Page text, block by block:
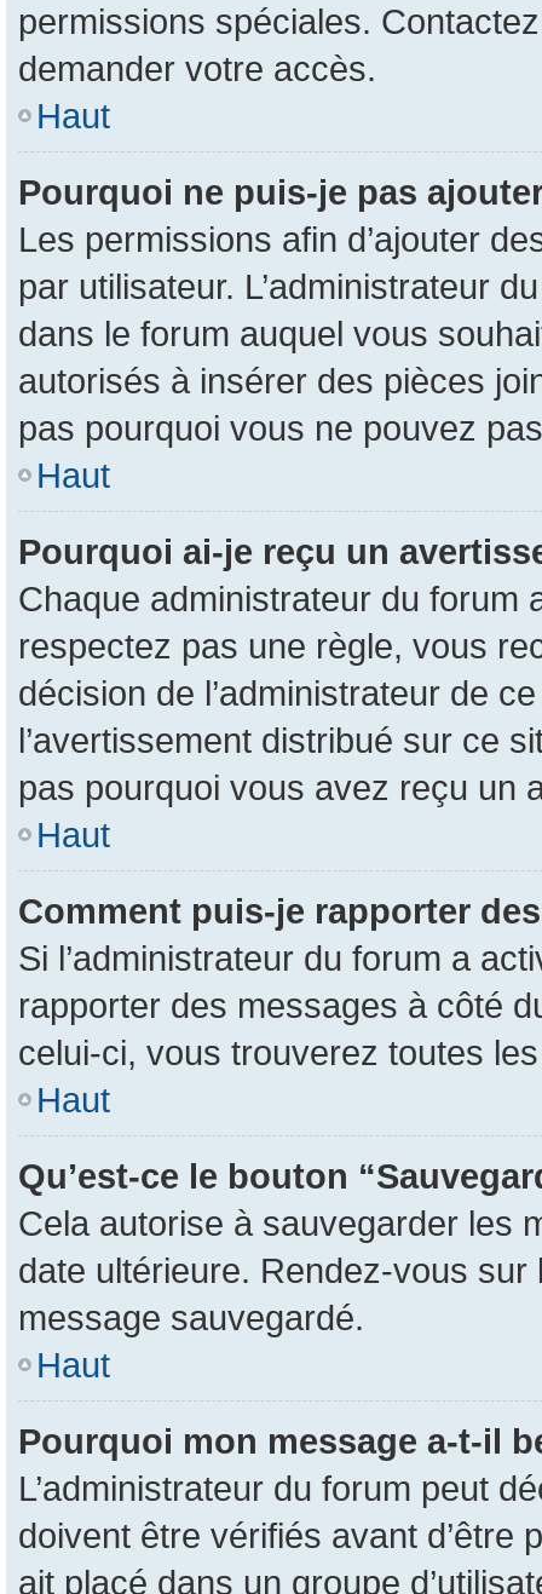
permissions spéciales.
demander votre accès.
Haut
Pourquoi ne puis-je pas
Les permissions afin d’ajouter
par utilisateur. L’administrateur
dans le forum auquel vous
autorisés à insérer des pièces
pas pourquoi vous ne pouvez
Haut
Pourquoi ai-je reçu un
Chaque administrateur du forum
respectez pas une règle, vous
décision de l’administrateur de
l’avertissement distribué sur ce
pas pourquoi vous avez reçu un
Haut
Comment puis-je rapporter
Si l’administrateur du forum a
rapporter des messages à côté
celui-ci, vous trouverez toutes
Haut
Qu’est-ce le bouton
Cela autorise à sauvegarder les
date ultérieure. Rendez-vous sur
message sauvegardé.
Haut
Pourquoi mon message a-t-il
L’administrateur du forum peut
doivent être vérifiés avant d’être
ait placé dans un groupe